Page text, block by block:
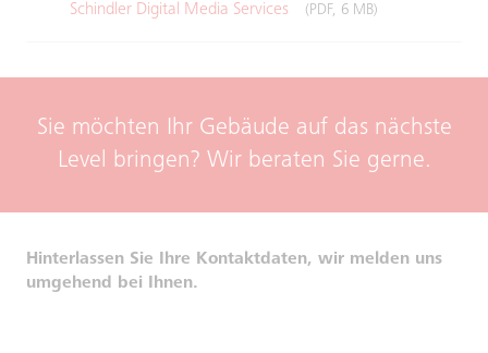
Schindler Digital Media Services (PDF, 6 MB)
Sie möchten Ihr Gebäude auf das nächste
Level bringen? Wir beraten Sie gerne.
Hinterlassen Sie Ihre Kontaktdaten, wir melden uns
umgehend bei Ihnen.